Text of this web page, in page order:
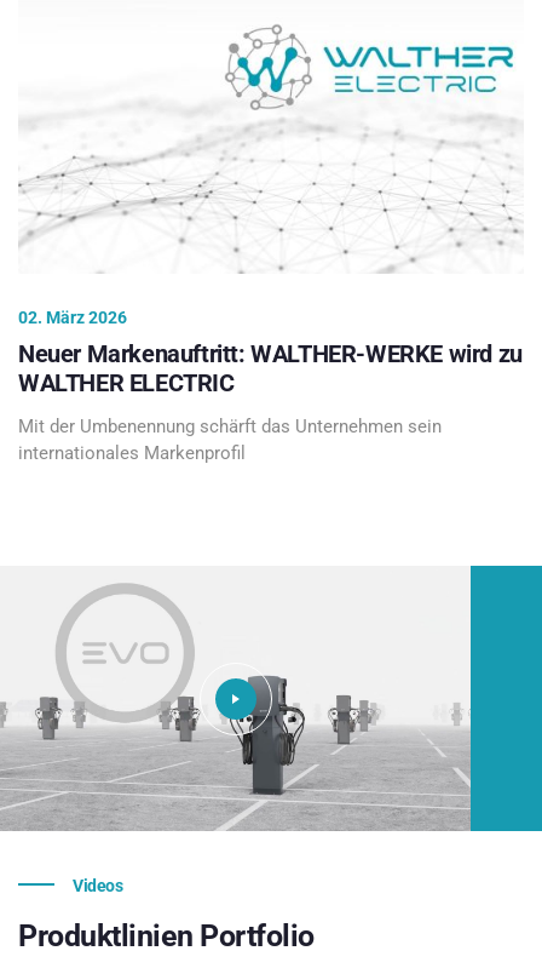
02. März 2026
Neuer Markenauftritt: WALTHER-WERKE wird zu
WALTHER ELECTRIC
Mit der Umbenennung schärft das Unternehmen sein
internationales Markenprofil
Videos
Produktlinien Portfolio